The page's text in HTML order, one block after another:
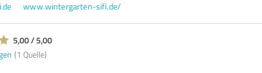
www.wintergarten-sifi.de/
5,00 / 5,00
(1 Quelle)